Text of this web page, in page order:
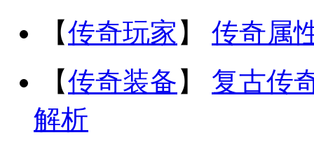
【传奇玩家 】 传奇属
【传奇装备 】 复古传
解析